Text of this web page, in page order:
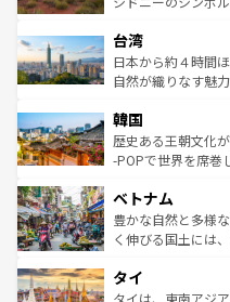
ならではの贅沢な旅のスタイル
情報はコンテンツ
れるおもてなしの
人々、おいしいロ
ク、伝統的なフラ
ワイを、存分に味わってほしい。
はコンテンツ一覧
リアリーフや大陸
ク）、タスマニア
ど、見どころがた
いる。アクティビ
ビング、ハイキン
い。オーストラリ
参照してほしい。
台湾
日本から約４時間
自然が織りなす魅
ン）、静ひつな山
と山間の静けさが
驚きをもたらして
容にもいいと評判
が味わえ
照してほしい。
韓国
歴史ある王朝文化
-POPで世界を席巻
き、地方に足を延
できる。そして、
まで、さまざまな
リティに包まれな
ベトナム
豊かな自然と多様
く伸びる国土には
急速な発展と共に
ーチミン市のフラ
タイ
タイは、東南アジ